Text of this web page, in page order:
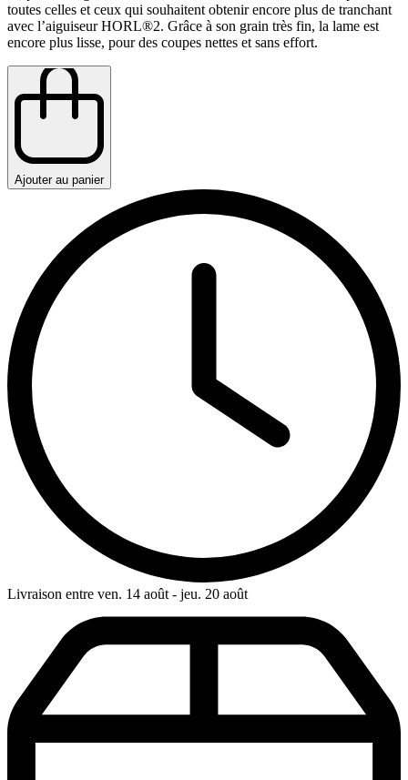
toutes celles et ceux qui souhaitent obtenir encore plus de tranchant
avec l’aiguiseur HORL®2. Grâce à son grain très fin, la lame est
encore plus lisse, pour des coupes nettes et sans effort.
Ajouter au panier
Livraison entre ven. 14 août - jeu. 20 août